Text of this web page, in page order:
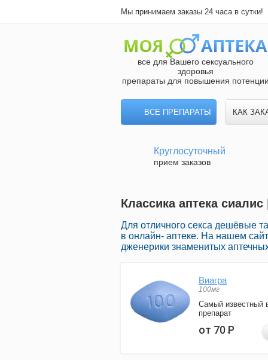
Мы принимаем заказы 24 часа в сутки!
все для Вашего сексуального
здоровья
препараты для повышения
ВСЕ ПРЕПАРАТЫ КАК
Круглосуточный
прием заказов
Классика аптека
Для отличного секса дешёвые
в онлайн- аптеке. На нашем
дженерики знаменитых
Виагра
100мг
Самый известный
препарат
от 70Р